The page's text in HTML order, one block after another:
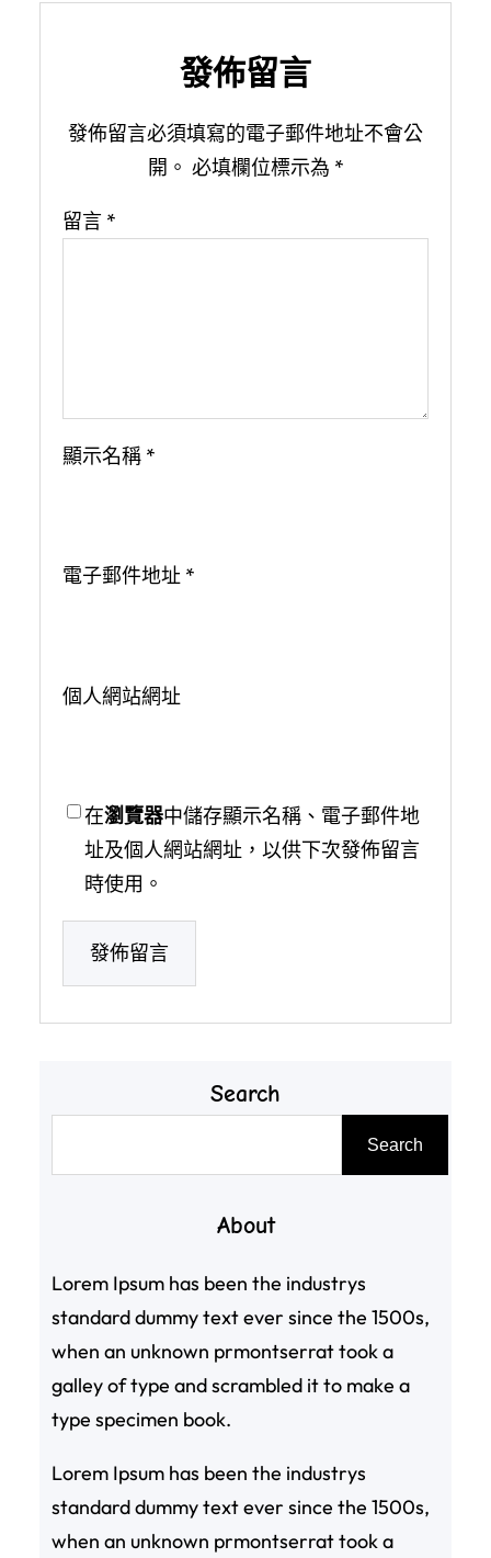
發佈留言
發佈留言必須填寫的電子郵件地址不會公
開。 必填欄位標示為 *
留言 *
顯示名稱 *
電子郵件地址 *
個人網站網址
在瀏覽器中儲存顯示名稱、電子郵件地
址及個人網站網址，以供下次發佈留言
時使用。
Search
Search
About
Lorem Ipsum has been the industrys
standard dummy text ever since the 1500s,
when an unknown prmontserrat took a
galley of type and scrambled it to make a
type specimen book.
Lorem Ipsum has been the industrys
standard dummy text ever since the 1500s,
when an unknown prmontserrat took a